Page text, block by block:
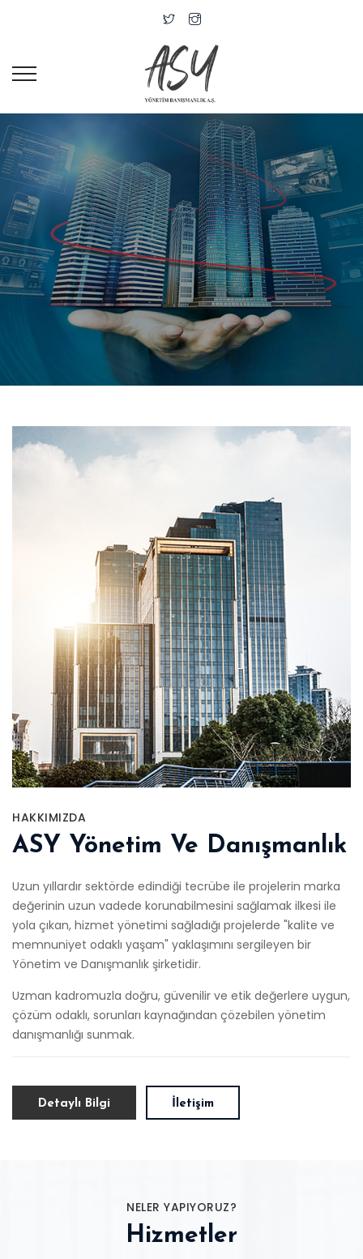
HAKKIMIZDA
ASY Yönetim Ve Danışmanlık
Uzun yıllardır sektörde edindiği tecrübe ile projelerin marka
değerinin uzun vadede korunabilmesini sağlamak ilkesi ile
yola çıkan, hizmet yönetimi sağladığı projelerde "kalite ve
memnuniyet odaklı yaşam" yaklaşımını sergileyen bir
Yönetim ve Danışmanlık şirketidir.
Uzman kadromuzla doğru, güvenilir ve etik değerlere uygun,
çözüm odaklı, sorunları kaynağından çözebilen yönetim
danışmanlığı sunmak.
Detaylı Bilgi İletişim
NELER YAPIYORUZ?
Hizmetler